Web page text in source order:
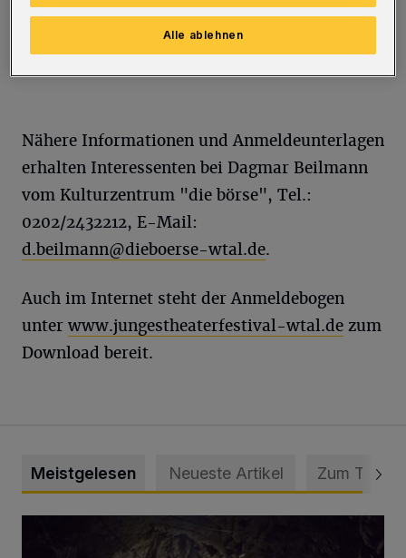
Kulturzentren sowie freie Gruppen. Das
Festival findet vom 3. bis 10. Juni im
Nähere Informationen und Anmeldeunterlagen
erhalten Interessenten bei Dagmar Beilmann
vom Kulturzentrum "die börse", Tel.:
0202/2432212, E-Mail:
d.beilmann@dieboerse-wtal.de.
Auch im Internet steht der Anmeldebogen
unter www.jungestheaterfestival-wtal.de zum
Download bereit.
Meistgelesen Neueste Artikel Zum Thema
Alle ablehnen